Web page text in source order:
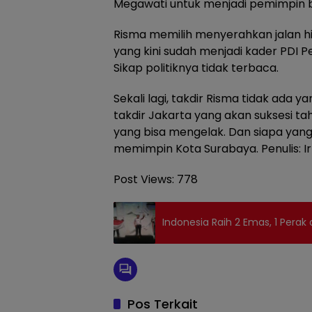
Megawati untuk menjadi pemimpin
Risma memilih menyerahkan jalan
yang kini sudah menjadi kader PDI
Sikap politiknya tidak terbaca.
Sekali lagi, takdir Risma tidak ada
takdir Jakarta yang akan suksesi
yang bisa mengelak. Dan siapa
memimpin Kota Surabaya. Penulis:
Post Views: 778
Indonesia Raih 2 Emas, 1 Perak
Pos Terkait